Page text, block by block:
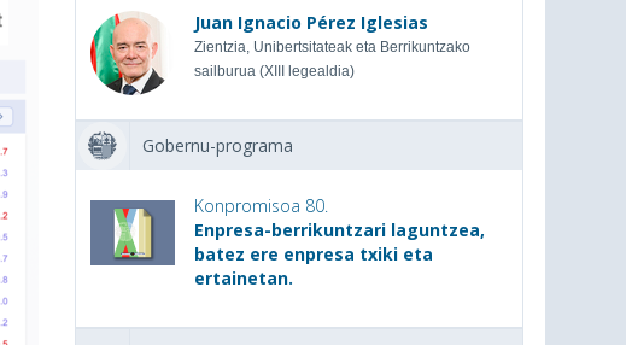
Juan Ignacio Pérez Iglesias
Zientzia, Unibertsitateak eta Berrikuntzako
sailburua (XIII legealdia)
Gobernu-programa
Konpromisoa 80.
Enpresa-berrikuntzari laguntzea,
batez ere enpresa txiki eta
ertainetan.